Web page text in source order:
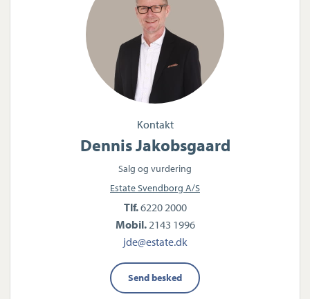
Kontakt
Dennis Jakobsgaard
Salg og vurdering
Estate Svendborg A/S
Tlf.6220 2000
Mobil. 2143 1996
jde@estate.dk
Send besked